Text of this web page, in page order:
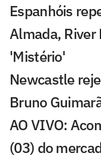
Espanhóis
Almada, River
'Mistério'
Newcastle
Bruno
AO VIVO:
(03) do